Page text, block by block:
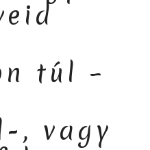
túl –
, vagy